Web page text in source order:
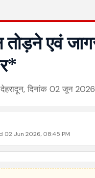
एवं
दिनांक 02 जून 2026
02 Jun 2026, 08:45 PM